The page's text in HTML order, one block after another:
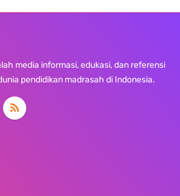
media informasi, edukasi, dan referensi
pendidikan madrasah di Indonesia.